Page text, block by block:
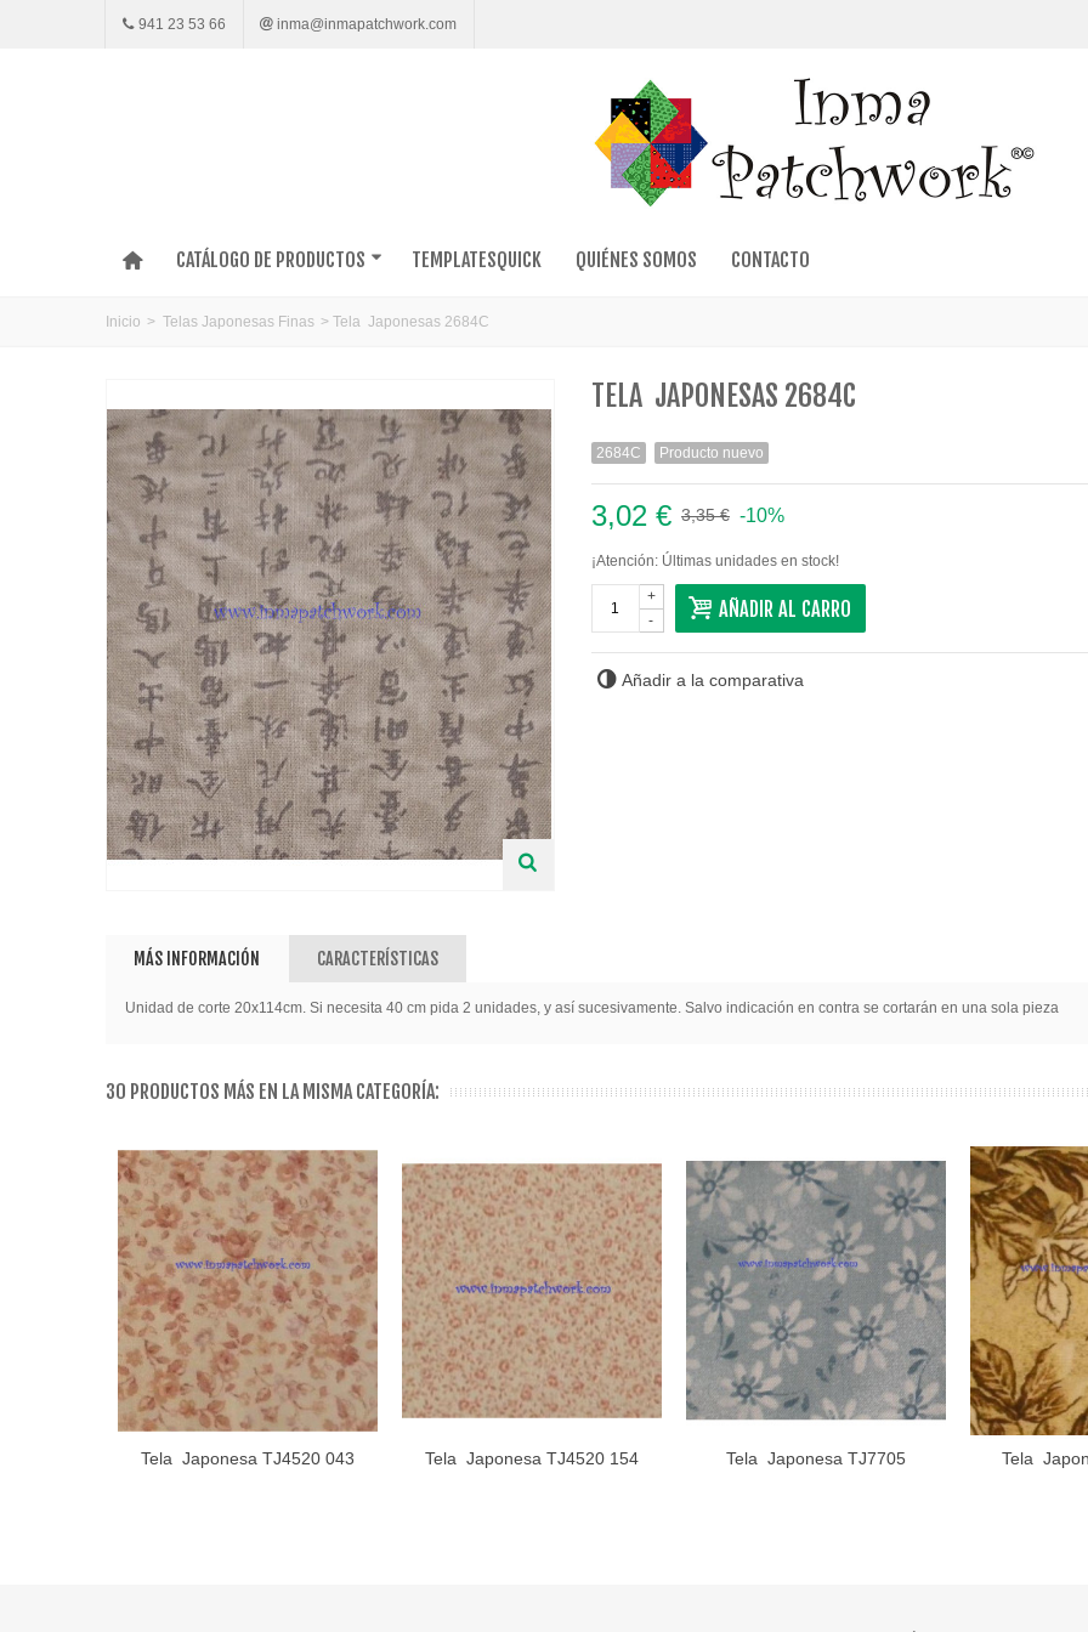
941 23 53 66 inma@inmapatchwork.com
CATÁLOGO DE PRODUCTOS TEMPLATESQUICK QUIÉNES SOMOS CONTACTO
Inicio > Telas Japonesas Finas > Tela Japonesas 2684C
TELA JAPONESAS 2684C
2684C Producto nuevo
3,02 € 3,35 € -10%
¡Atención: Últimas unidades en stock!
-
+
AÑADIR AL CARRO
Añadir a la comparativa
MÁS INFORMACIÓN CARACTERÍSTICAS
Unidad de corte 20x114cm. Si necesita 40 cm pida 2 unidades, y así sucesivamente. Salvo indicación en contra se cortarán en una sola pieza
30 PRODUCTOS MÁS EN LA MISMA CATEGORÍA:
Tela Japonesa TJ4520 043 Tela Japonesa TJ4520 154 Tela Japonesa TJ7705 Tela